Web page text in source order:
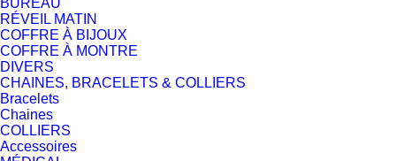
BUREAU
RÉVEIL MATIN
COFFRE À BIJOUX
COFFRE À MONTRE
DIVERS
CHAINES, BRACELETS & COLLIERS
Bracelets
Chaines
COLLIERS
Accessoires